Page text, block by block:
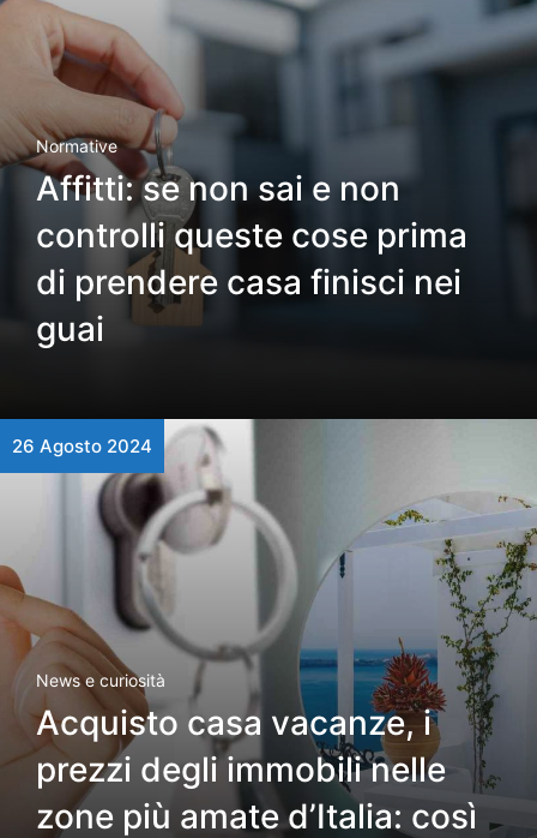
Normative
Affitti: se non sai e non
controlli queste cose prima
di prendere casa finisci nei
guai
26 Agosto 2024
News e curiosità
Acquisto casa vacanze, i
prezzi degli immobili nelle
zone più amate d’Italia: così